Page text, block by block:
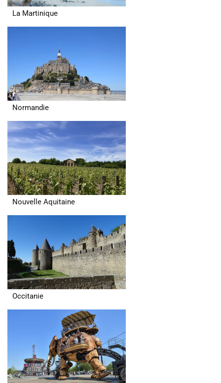
La Martinique
Normandie
Nouvelle Aquitaine
Occitanie